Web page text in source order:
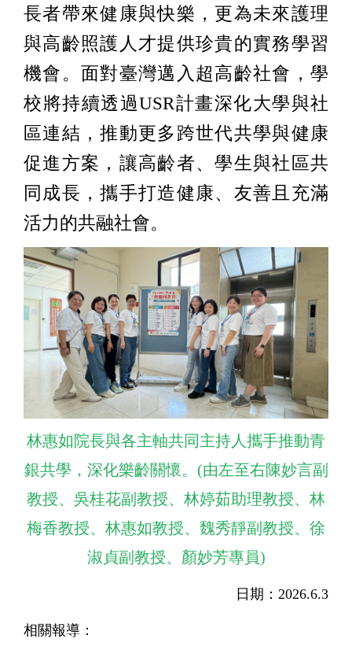
長者帶來健康與快樂，更為未來護理
與高齡照護人才提供珍貴的實務學習
機會。面對臺灣邁入超高齡社會，學
校將持續透過USR計畫深化大學與社
區連結，推動更多跨世代共學與健康
促進方案，讓高齡者、學生與社區共
同成長，攜手打造健康、友善且充滿
活力的共融社會。
林惠如院長與各主軸共同主持人攜手推動青
銀共學，深化樂齡關懷。(由左至右陳妙言副
教授、吳桂花副教授、林婷茹助理教授、林
梅香教授、林惠如教授、魏秀靜副教授、徐
淑貞副教授、顏妙芳專員)
日期：2026.6.3
相關報導：